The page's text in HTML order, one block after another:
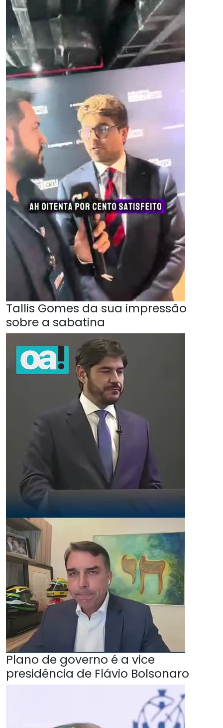
Tallis Gomes da sua impressão
sobre a sabatina
Plano de governo é a vice
presidência de Flávio Bolsonaro